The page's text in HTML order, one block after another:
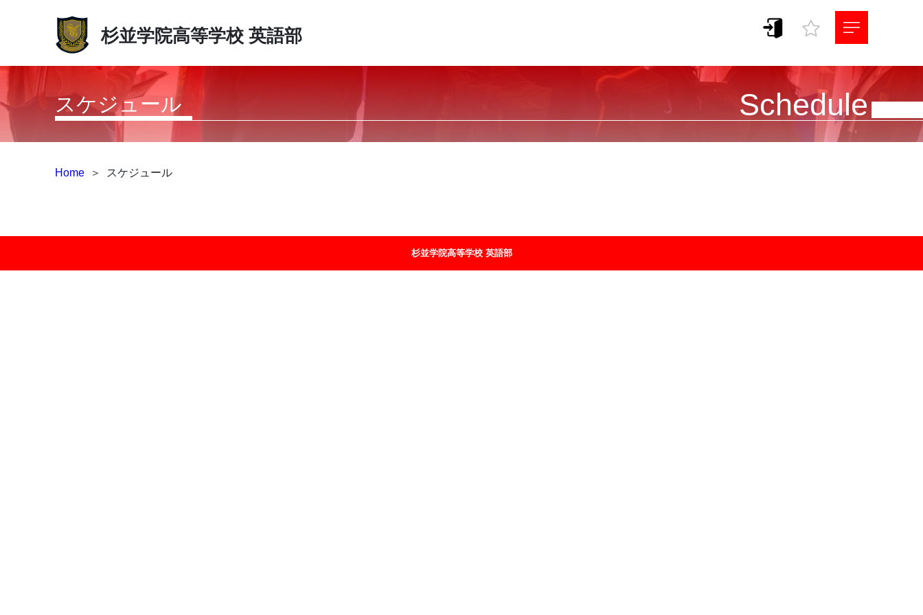
杉並学院高等学校 英語部
スケジュール Schedule
Home ＞ スケジュール
杉並学院高等学校 英語部